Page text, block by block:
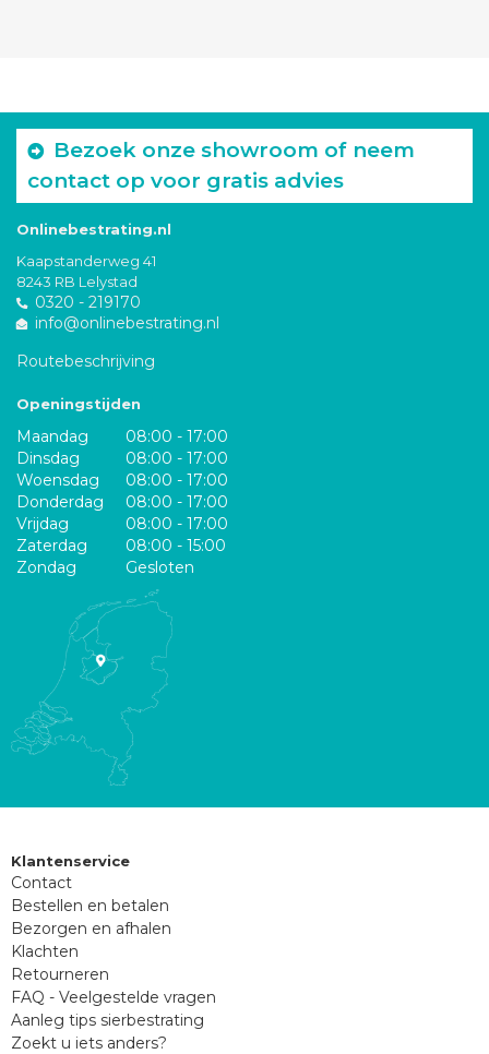
Bezoek onze showroom of neem
contact op voor gratis advies
Onlinebestrating.nl
Kaapstanderweg 41
8243 RB Lelystad
0320 - 219170
info@onlinebestrating.nl
Routebeschrijving
Openingstijden
Maandag
08:00 - 17:00
Dinsdag
08:00 - 17:00
Woensdag
08:00 - 17:00
Donderdag
08:00 - 17:00
Vrijdag
08:00 - 17:00
Zaterdag
08:00 - 15:00
Zondag
Gesloten
Klantenservice
Contact
Bestellen en betalen
Bezorgen en afhalen
Klachten
Retourneren
FAQ - Veelgestelde vragen
Aanleg tips sierbestrating
Zoekt u iets anders?